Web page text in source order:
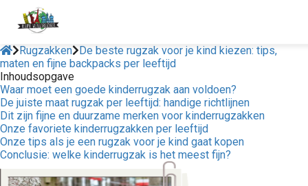
Rugzakken
De beste rugzak voor je kind kiezen: tips,
maten en fijne backpacks per leeftijd
Inhoudsopgave
Waar moet een goede kinderrugzak aan voldoen?
De juiste maat rugzak per leeftijd: handige richtlijnen
Dit zijn fijne en duurzame merken voor kinderrugzakken
Onze favoriete kinderrugzakken per leeftijd
Onze tips als je een rugzak voor je kind gaat kopen
Conclusie: welke kinderrugzak is het meest fijn?